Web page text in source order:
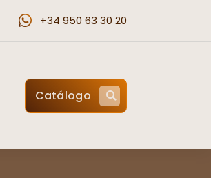
+34 950 63 30 20
Catálogo